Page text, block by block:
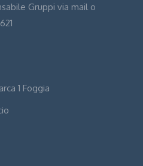
Gruppi via mail o
1 Foggia